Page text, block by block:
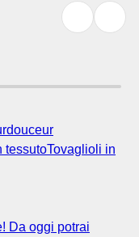
douceur
tessutoTovaglioli in
Da oggi potrai